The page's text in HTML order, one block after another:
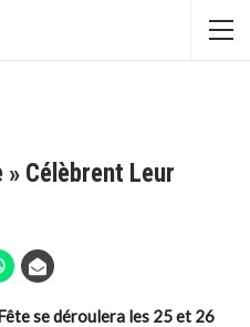
» Célèbrent Leur
se déroulera les 25 et 26